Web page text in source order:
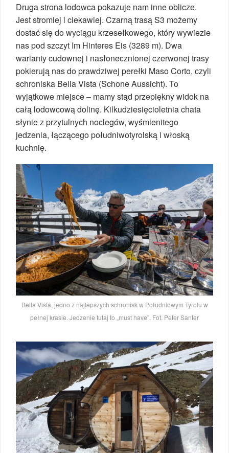
Druga strona lodowca pokazuje nam inne oblicze.
Jest stromiej i ciekawiej. Czarną trasą S3 możemy
dostać się do wyciągu krzesełkowego, który wywiezie
nas pod szczyt Im Hinteres Eis (3289 m). Dwa
warianty cudownej i nasłonecznionej czerwonej trasy
pokierują nas do prawdziwej perełki Maso Corto, czyli
schroniska Bella Vista (Schone Aussicht). To
wyjątkowe miejsce – mamy stąd przepiękny widok na
całą lodowcową dolinę. Kilkudziesięcioletnia chata
słynie z przytulnych noclegów, wyśmienitego
jedzenia, łączącego południwotyrolską i włoską
kuchnię.
Bella Vista, jedno z najlepszych schronisk w Południowym Tyrolu w
pełnej krasie. Jedzenie tutaj to „must have”. Fot. Peter Santer